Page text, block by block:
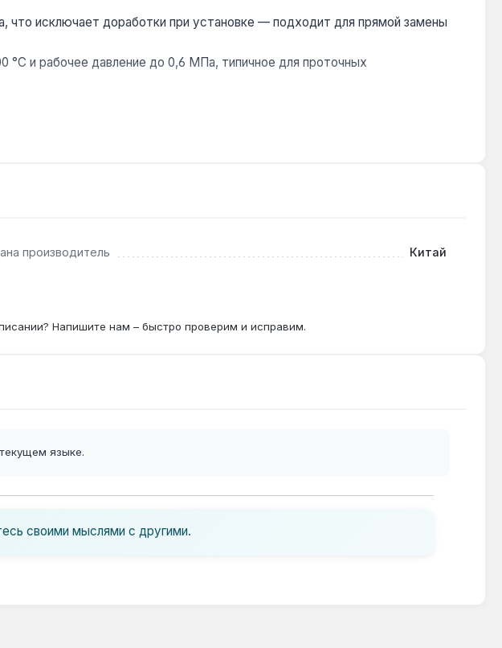
что исключает доработки при установке — подходит для прямой замены
и рабочее давление до 0,6 МПа, типичное для проточных
3-4 года, чтобы избежать снижения КПД из-за накипи.
производитель Китай
Напишите нам – быстро проверим и исправим.
языке.
своими мыслями с другими.